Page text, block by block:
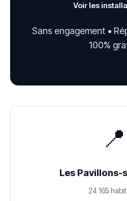
Voir les
Sans engagement •
100%
📍
Les Pavillons-
24 165